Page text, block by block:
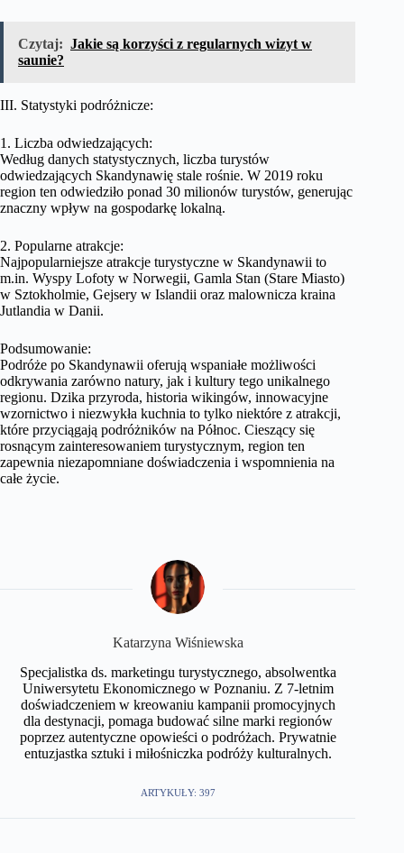
Czytaj: Jakie są korzyści z regularnych wizyt w
saunie?
III. Statystyki podróżnicze:
1. Liczba odwiedzających:
Według danych statystycznych, liczba turystów
odwiedzających Skandynawię stale rośnie. W 2019 roku
region ten odwiedziło ponad 30 milionów turystów, generując
znaczny wpływ na gospodarkę lokalną.
2. Popularne atrakcje:
Najpopularniejsze atrakcje turystyczne w Skandynawii to
m.in. Wyspy Lofoty w Norwegii, Gamla Stan (Stare Miasto)
w Sztokholmie, Gejsery w Islandii oraz malownicza kraina
Jutlandia w Danii.
Podsumowanie:
Podróże po Skandynawii oferują wspaniałe możliwości
odkrywania zarówno natury, jak i kultury tego unikalnego
regionu. Dzika przyroda, historia wikingów, innowacyjne
wzornictwo i niezwykła kuchnia to tylko niektóre z atrakcji,
które przyciągają podróżników na Północ. Cieszący się
rosnącym zainteresowaniem turystycznym, region ten
zapewnia niezapomniane doświadczenia i wspomnienia na
całe życie.
Katarzyna Wiśniewska
Specjalistka ds. marketingu turystycznego, absolwentka
Uniwersytetu Ekonomicznego w Poznaniu. Z 7-letnim
doświadczeniem w kreowaniu kampanii promocyjnych
dla destynacji, pomaga budować silne marki regionów
poprzez autentyczne opowieści o podróżach. Prywatnie
entuzjastka sztuki i miłośniczka podróży kulturalnych.
ARTYKUŁY: 397